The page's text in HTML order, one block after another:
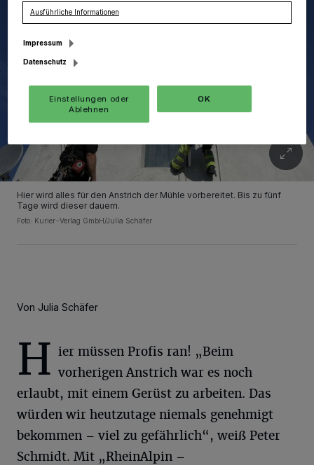
Hier wird alles für den Anstrich der Mühle vorbereitet. Bis zu fünf
Tage wird dieser dauern.
Foto: Kurier-Verlag GmbH/Julia Schäfer
Von Julia Schäfer
H ier müssen Profis ran! „Beim
vorherigen Anstrich war es noch
erlaubt, mit einem Gerüst zu arbeiten. Das
würden wir heutzutage niemals genehmigt
bekommen – viel zu gefährlich“, weiß Peter
Schmidt. Mit „RheinAlpin –
Ausführliche Informationen
Impressum
Datenschutz
Einstellungen oder
Ablehnen
OK